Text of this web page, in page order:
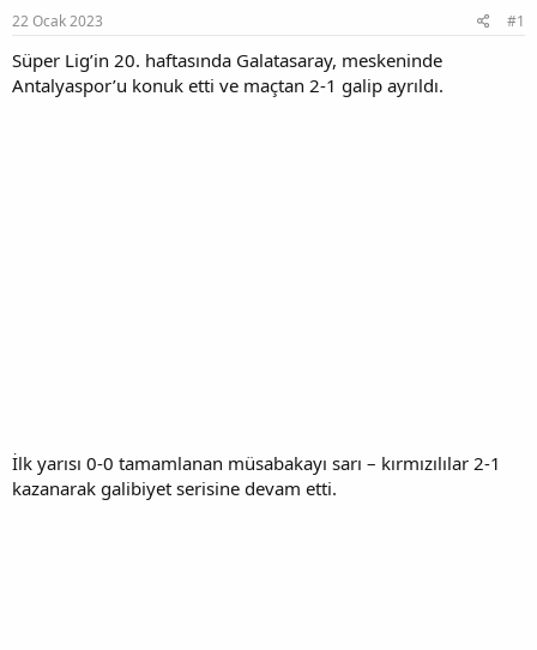
b
a
ş
a
g
ı
ç
a
22 Ocak 2023 #1
Süper Lig’in 20. haftasında Galatasaray, meskeninde
Antalyaspor’u konuk etti ve maçtan 2-1 galip ayrıldı.
İlk yarısı 0-0 tamamlanan müsabakayı sarı – kırmızılılar 2-1
kazanarak galibiyet serisine devam etti.